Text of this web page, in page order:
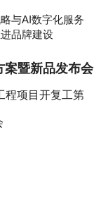
与AI数字化服务
品牌建设
案暨新品发布会
项目开复工第